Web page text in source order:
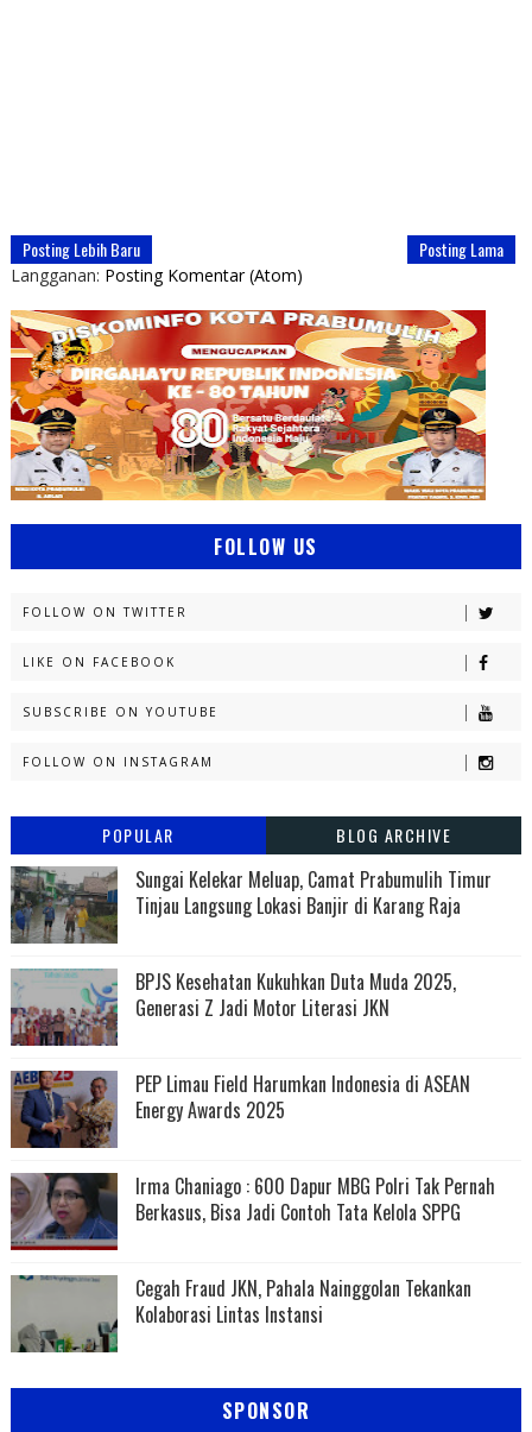
Posting Lebih Baru Posting Lama
Langganan: Posting Komentar (Atom)
FOLLOW US
FOLLOW ON TWITTER
LIKE ON FACEBOOK
SUBSCRIBE ON YOUTUBE
FOLLOW ON INSTAGRAM
POPULAR BLOG ARCHIVE
Sungai Kelekar Meluap, Camat Prabumulih Timur
Tinjau Langsung Lokasi Banjir di Karang Raja
BPJS Kesehatan Kukuhkan Duta Muda 2025,
Generasi Z Jadi Motor Literasi JKN
PEP Limau Field Harumkan Indonesia di ASEAN
Energy Awards 2025
Irma Chaniago : 600 Dapur MBG Polri Tak Pernah
Berkasus, Bisa Jadi Contoh Tata Kelola SPPG
Cegah Fraud JKN, Pahala Nainggolan Tekankan
Kolaborasi Lintas Instansi
SPONSOR